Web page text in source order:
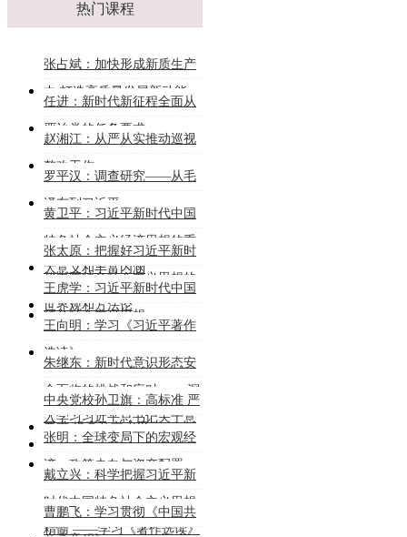
热门课程
张占斌：加快形成新质生产
力 打造高质量发展新动能
任进：新时代新征程全面从
严治党的任务要求
赵湘江：从严从实推动巡视
整改工作
罗平汉：调查研究——从毛
泽东到习近平
黄卫平：习近平新时代中国
特色社会主义经济思想的重
大意义和丰富内涵
张太原：把握好习近平新时
代中国特色社会主义思想的
世界观和方法论
王虎学：习近平新时代中国
特色社会主义思想
王向明：学习《习近平著作
选读》
朱继东：新时代意识形态安
全面临的挑战和应对 ——深
入学习习近平总书记关于意
识形态工作的重要论述
中央党校孙卫旗：高标准 严
要求 提高公文水平
张明：全球变局下的宏观经
济、政策走向与资产配置
戴立兴：科学把握习近平新
时代中国特色社会主义思想
精髓 ——学习《著作选读》
曹鹏飞：学习贯彻《中国共